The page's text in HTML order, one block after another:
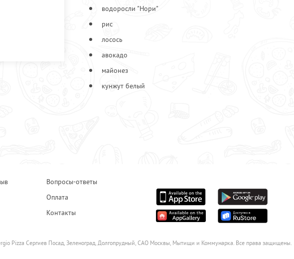
водоросли "Нори"
рис
лосось
авокадо
майонез
кунжут белый
Вопросы-ответы
Оплата
Контакты
Pizza Сергиев Посад, Зеленоград, Долгопрудный, САО Москвы, Мытищи и Коммунарка. Все права защищены.